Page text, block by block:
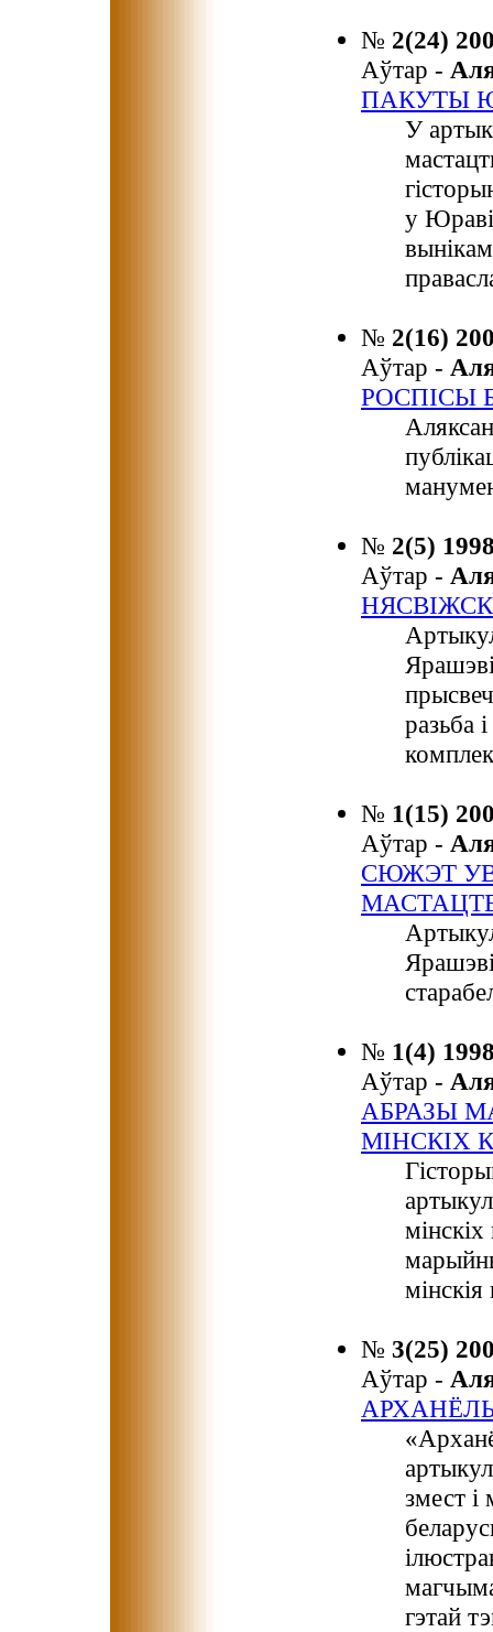
№ 2(24)
Аўтар -
ПАКУТЫ
У
у
№ 2(16)
Аўтар -
РОСПІСЫ
№ 2(5)
Аўтар -
разьба
№ 1(15)
Аўтар -
СЮЖЭТ
№ 1(4)
Аўтар -
АБРАЗЫ
МІНСКІХ
мінскія
№ 3(25)
Аўтар -
змест і
гэтай